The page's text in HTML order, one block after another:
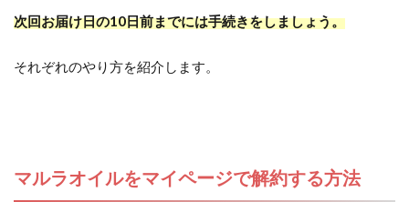
次回お届け日の10日前までには手続きをしましょう。
それぞれのやり方を紹介します。
マルラオイルをマイページで解約する方法